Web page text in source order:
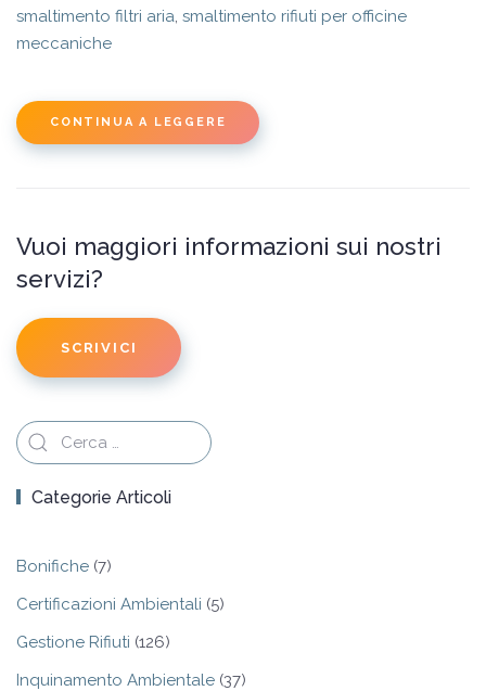
smaltimento filtri aria, smaltimento rifiuti per officine
meccaniche
CONTINUA A LEGGERE
Vuoi maggiori informazioni sui nostri
servizi?
SCRIVICI
Categorie Articoli
Bonifiche (7)
Certificazioni Ambientali (5)
Gestione Rifiuti (126)
Inquinamento Ambientale (37)